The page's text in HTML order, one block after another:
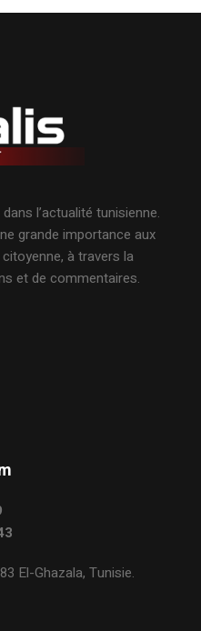
l’actualité tunisienne.
grande importance aux
à travers la
et de commentaires.
El-Ghazala, Tunisie.